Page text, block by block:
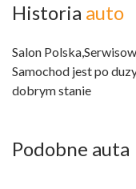
Historia auto
Salon
Samochod jest po
dobrym stanie
Podobne auta